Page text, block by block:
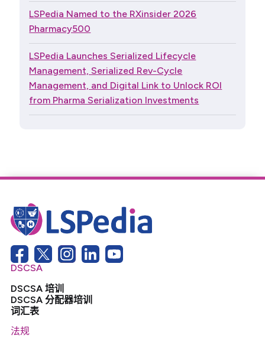
LSPedia Named to the RXinsider 2026
Pharmacy500
LSPedia Launches Serialized Lifecycle
Management, Serialized Rev-Cycle
Management, and Digital Link to Unlock ROI
from Pharma Serialization Investments
DSCSA
DSCSA 培训
DSCSA 分配器培训
词汇表
法规